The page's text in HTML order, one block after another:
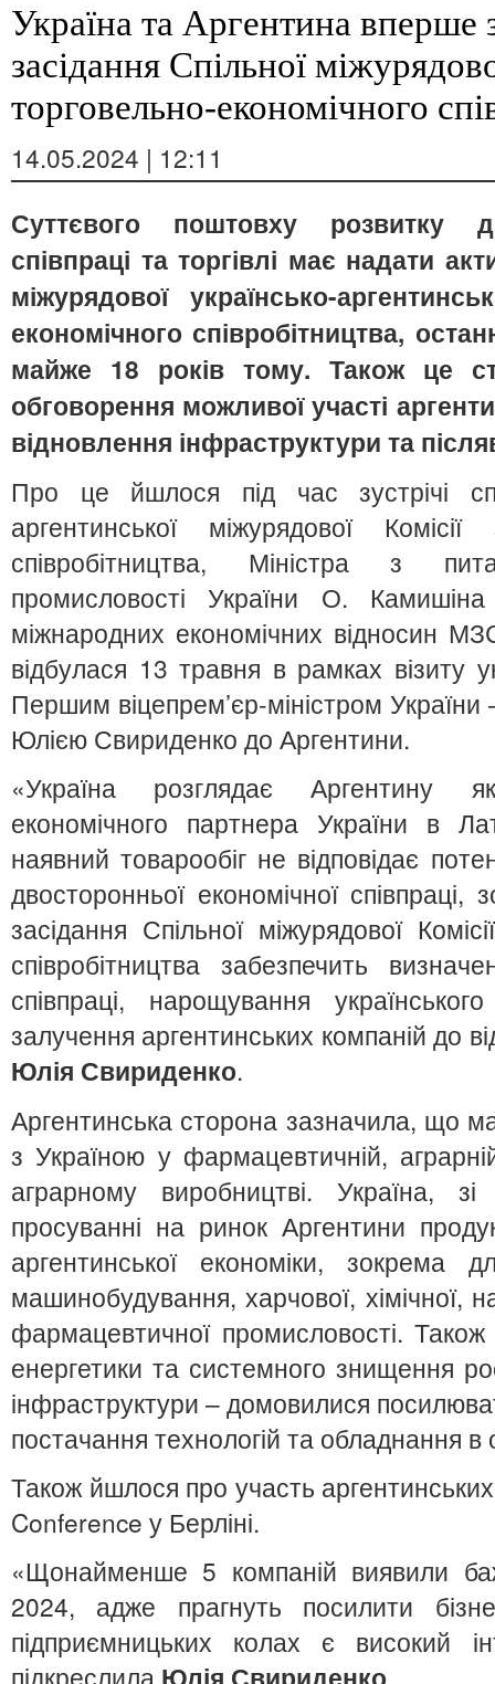
Україна та Аргентина вперше
засідання Спільної
торговельно-економічного
14.05.2024 | 12:11
Суттєвого поштовху розвитку
співпраці та торгівлі має надати
міжурядової українсько-
економічного співробітництва,
майже 18 років тому. Також це
обговорення можливої участі
відновлення інфраструктури та
Про це йшлося під час зустрічі
аргентинської міжурядової Комісії
співробітництва, Міністра з
промисловості України О.
міжнародних економічних відносин
відбулася 13 травня в рамках візиту
Першим віцепрем’єр-міністром України
Юлією Свириденко до Аргентини.
«Україна розглядає Аргентину
економічного партнера України в
наявний товарообіг не відповідає
двосторонньої економічної
засідання Спільної міжурядової
співробітництва забезпечить
співпраці, нарощування
залучення аргентинських компаній до
Юлія Свириденко.
Аргентинська сторона зазначила, що
з Україною у фармацевтичній,
аграрному виробництві. Україна,
просуванні на ринок Аргентини
аргентинської економіки, зокрема
машинобудування, харчової, хімічної,
фармацевтичної промисловості.
енергетики та системного знищення
інфраструктури – домовилися
постачання технологій та обладнання в
Також йшлося про участь
Conference у Берліні.
«Щонайменше 5 компаній виявили
2024, адже прагнуть посилити
підприємницьких колах є високий
підкреслила Юлія Свириденко